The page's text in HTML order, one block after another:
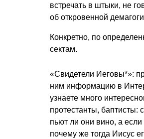
встречать в штыки, не
об откровенной
Конкретно, по
сектам.
«Свидетели Иеговы*»:
ним информацию в
узнаете много
протестанты, баптисты:
пьют ли они вино, а если
почему же тогда Иисус